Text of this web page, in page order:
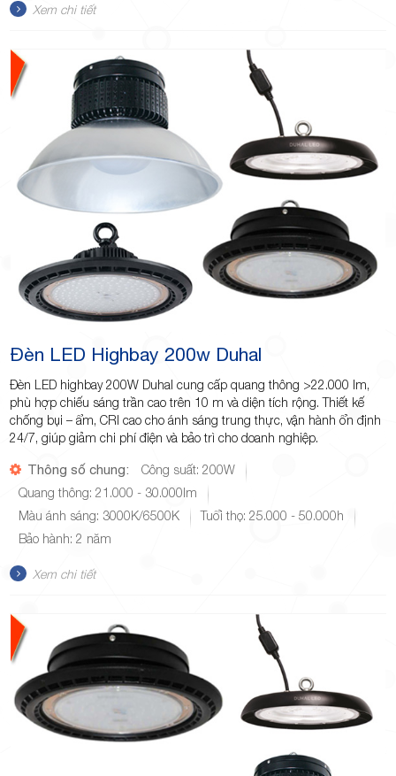
Xem chi tiết
Đèn LED Highbay 200w Duhal
Đèn LED highbay 200W Duhal cung cấp quang thông >22.000 lm,
phù hợp chiếu sáng trần cao trên 10 m và diện tích rộng. Thiết kế
chống bụi – ẩm, CRI cao cho ánh sáng trung thực, vận hành ổn định
24/7, giúp giảm chi phí điện và bảo trì cho doanh nghiệp.
Thông số chung:
Công suất: 200W
Quang thông: 21.000 - 30.000lm
Màu ánh sáng: 3000K/6500K
Tuổi thọ: 25.000 - 50.000h
Bảo hành: 2 năm
Xem chi tiết